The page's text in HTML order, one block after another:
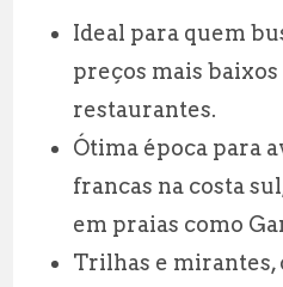
Ideal para quem
preços mais
restaurantes.
Ótima época para
francas na costa
em praias como
Trilhas e mirantes,